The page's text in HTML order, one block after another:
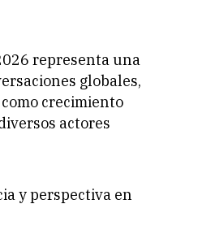
representa una
globales,
crecimiento
actores
y perspectiva en